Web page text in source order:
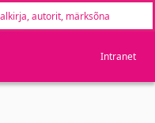
Intranet